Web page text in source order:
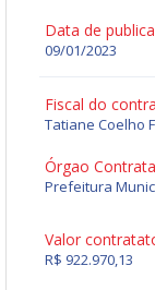
Data de
09/01/2023
Fiscal do
Tatiane Coelho
Órgao
Prefeitura
Valor
R$ 922.970,13